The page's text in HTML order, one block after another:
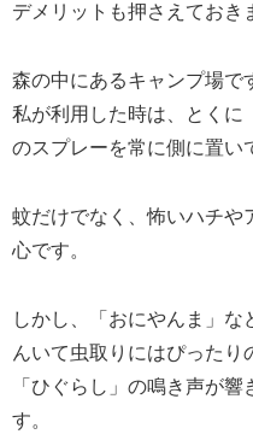
デメリットも押さえておき
森の中にあるキャンプ場で
私が利用した時は、とくに
のスプレーを常に側に置い
蚊だけでなく、怖いハチや
心です。
しかし、「おにやんま」な
んいて虫取りにはぴったり
「ひぐらし」の鳴き声が
す。